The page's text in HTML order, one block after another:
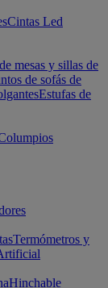
Cintas Led
mesas y sillas de
de sofás de
Estufas de
Termómetros y
Hinchable